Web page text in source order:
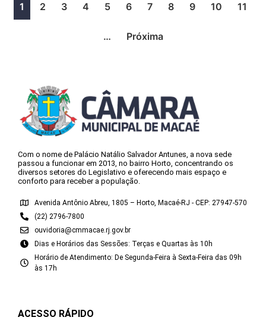
1 2 3 4 5 6 7 8 9 10 11
… Próxima
Com o nome de Palácio Natálio Salvador Antunes, a nova sede
passou a funcionar em 2013, no bairro Horto, concentrando os
diversos setores do Legislativo e oferecendo mais espaço e
conforto para receber a população.
Avenida Antônio Abreu, 1805 – Horto, Macaé-RJ - CEP: 27947-570
(22) 2796-7800
ouvidoria@cmmacae.rj.gov.br
Dias e Horários das Sessões: Terças e Quartas às 10h
Horário de Atendimento: De Segunda-Feira à Sexta-Feira das 09h
às 17h
ACESSO RÁPIDO